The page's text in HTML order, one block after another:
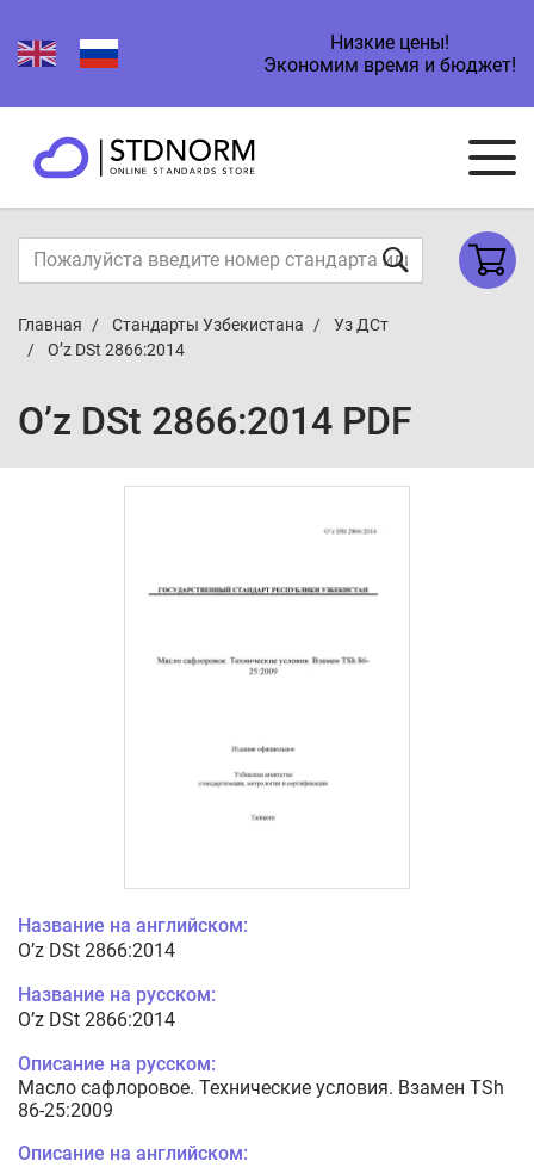
Низкие цены!
Экономим время и бюджет!
Главная Стандарты Узбекистана
Уз ДСт
O’z DSt 2866:2014
O’z DSt 2866:2014 PDF
Название на английском:
O’z DSt 2866:2014
Название на русском:
O’z DSt 2866:2014
Описание на русском:
Масло сафлоровое. Технические условия. Взамен TSh
86-25:2009
Описание на английском: